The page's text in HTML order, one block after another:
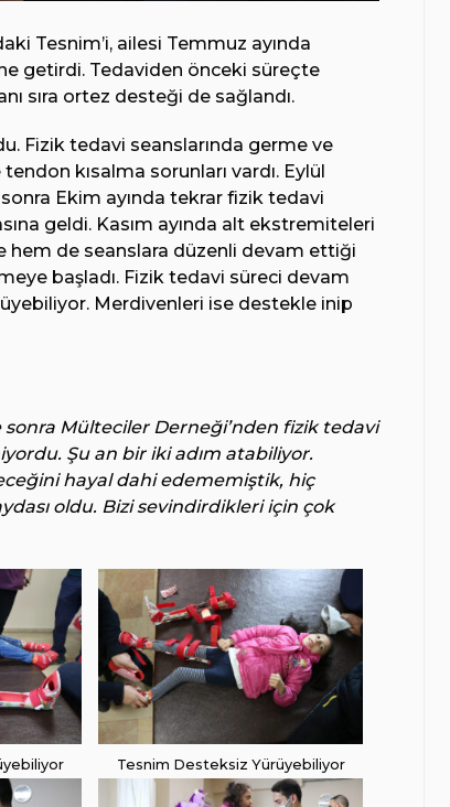
Tesnim’i, ailesi Temmuz ayında
getirdi. Tedaviden önceki süreçte
sıra ortez desteği de sağlandı.
Fizik tedavi seanslarında germe ve
kısalma sorunları vardı. Eylül
Ekim ayında tekrar fizik tedavi
geldi. Kasım ayında alt ekstremiteleri
hem de seanslara düzenli devam ettiği
başladı. Fizik tedavi süreci devam
Merdivenleri ise destekle inip
sonra Mülteciler Derneği’nden fizik tedavi
Şu an bir iki adım atabiliyor.
hayal dahi edememiştik, hiç
oldu. Bizi sevindirdikleri için çok
Tesnim Desteksiz Yürüyebiliyor